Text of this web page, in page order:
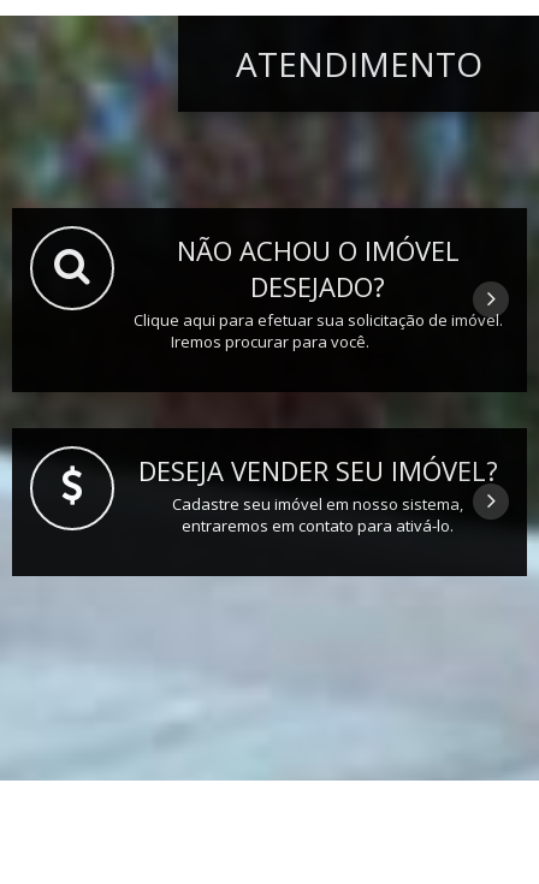
ATENDIMENTO
NÃO ACHOU O IMÓVEL
DESEJADO?
Clique aqui para efetuar sua solicitação de imóvel.
Iremos procurar para você.
DESEJA VENDER SEU IMÓVEL?
Cadastre seu imóvel em nosso sistema,
entraremos em contato para ativá-lo.